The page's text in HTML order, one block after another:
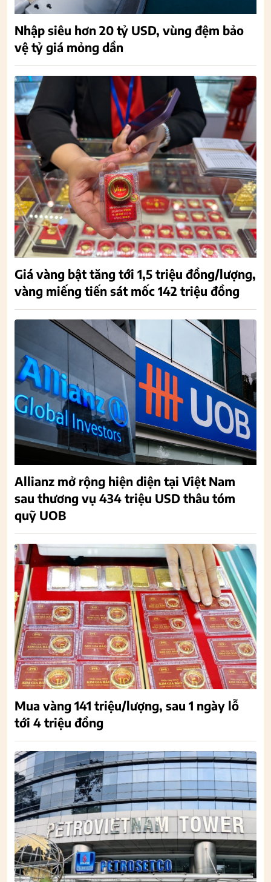
Nhập siêu hơn 20 tỷ USD, vùng đệm bảo
vệ tỷ giá mỏng dần
Giá vàng bật tăng tới 1,5 triệu đồng/lượng,
vàng miếng tiến sát mốc 142 triệu đồng
Allianz mở rộng hiện diện tại Việt Nam
sau thương vụ 434 triệu USD thâu tóm
quỹ UOB
Mua vàng 141 triệu/lượng, sau 1 ngày lỗ
tới 4 triệu đồng